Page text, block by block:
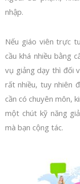
nhập.
Nếu giáo viên trực
cầu khá nhiều bằng
vụ giảng dạy thì đối
rất nhiều, tuy nhiên
cần có chuyên môn,
một chút kỹ năng
mà bạn cộng tác.